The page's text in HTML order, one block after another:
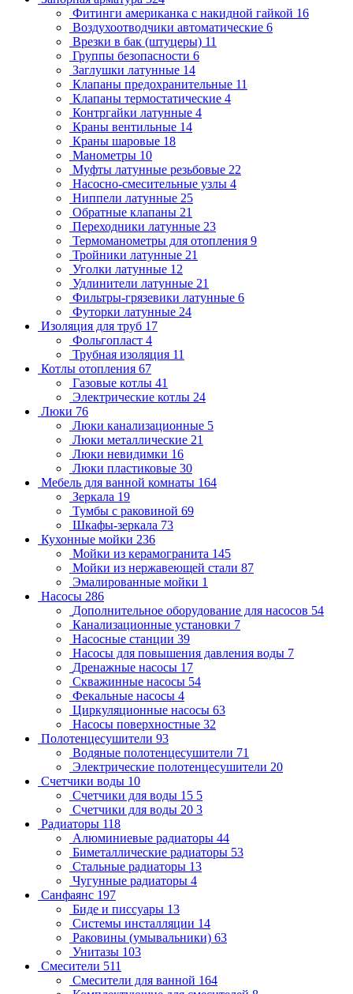
Фитинги американка с накидной гайкой 16
Воздухоотводчики автоматические 6
Врезки в бак (штуцеры) 11
Группы безопасности 6
Заглушки латунные 14
Клапаны предохранительные 11
Клапаны термостатические 4
Контргайки латунные 4
Краны вентильные 14
Краны шаровые 18
Манометры 10
Муфты латунные резьбовые 22
Насосно-смесительные узлы 4
Ниппели латунные 25
Обратные клапаны 21
Переходники латунные 23
Термоманометры для отопления 9
Тройники латунные 21
Уголки латунные 12
Удлинители латунные 21
Фильтры-грязевики латунные 6
Футорки латунные 24
Изоляция для труб 17
Фольгопласт 4
Трубная изоляция 11
Котлы отопления 67
Газовые котлы 41
Электрические котлы 24
Люки 76
Люки канализационные 5
Люки металлические 21
Люки невидимки 16
Люки пластиковые 30
Мебель для ванной комнаты 164
Зеркала 19
Тумбы с раковиной 69
Шкафы-зеркала 73
Кухонные мойки 236
Мойки из керамогранита 145
Мойки из нержавеющей стали 87
Эмалированные мойки 1
Насосы 286
Дополнительное оборудование для насосов 54
Канализационные установки 7
Насосные станции 39
Насосы для повышения давления воды 7
Дренажные насосы 17
Скважинные насосы 54
Фекальные насосы 4
Циркуляционные насосы 63
Насосы поверхностные 32
Полотенцесушители 93
Водяные полотенцесушители 71
Электрические полотенцесушители 20
Счетчики воды 10
Счетчики для воды 15 5
Счетчики для воды 20 3
Радиаторы 118
Алюминиевые радиаторы 44
Биметаллические радиаторы 53
Стальные радиаторы 13
Чугунные радиаторы 4
Санфаянс 197
Биде и писсуары 13
Системы инсталляции 14
Раковины (умывальники) 63
Унитазы 103
Смесители 511
Смесители для ванной 164